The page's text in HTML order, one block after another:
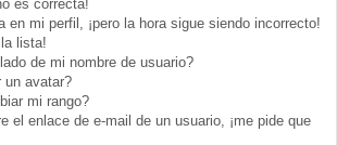
es correcta!
en mi perfil, ¡pero la hora sigue siendo incorrecto!
lista!
de mi nombre de usuario?
un avatar?
mi rango?
el enlace de e-mail de un usuario, ¡me pide que